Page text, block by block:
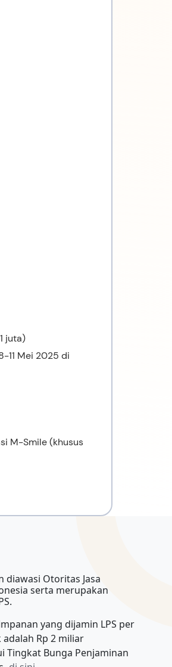
juta)
11 Mei 2025 di
M-Smile (khusus
diawasi Otoritas Jasa
serta merupakan
yang dijamin LPS per
Rp 2 miliar
Tingkat Bunga Penjaminan